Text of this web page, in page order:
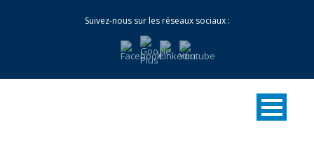
Suivez-nous sur les réseaux sociaux :